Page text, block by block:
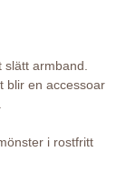
armband.
blir en accessoar
i rostfritt